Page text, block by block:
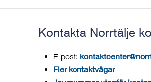
Kontakta Norrtälje
E-post:
Fler kontaktvägar